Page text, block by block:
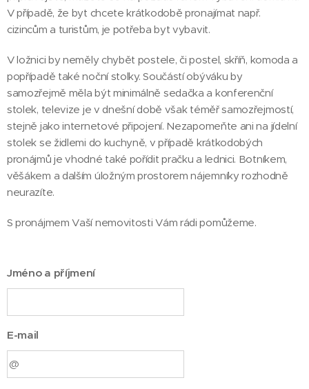
V případě, že byt chcete krátkodobě pronajímat např.
cizincům a turistům, je potřeba byt vybavit.
V ložnici by neměly chybět postele, či postel, skříň, komoda a
popřípadě také noční stolky. Součástí obýváku by
samozřejmě měla být minimálně sedačka a konferenční
stolek, televize je v dnešní době však téměř samozřejmostí,
stejně jako internetové připojení. Nezapomeňte ani na jídelní
stolek se židlemi do kuchyně, v případě krátkodobých
pronájmů je vhodné také pořídit pračku a lednici. Botníkem,
věšákem a dalším úložným prostorem nájemníky rozhodně
neurazíte.
S pronájmem Vaší nemovitosti Vám rádi pomůžeme.
Jméno a příjmení
E-mail